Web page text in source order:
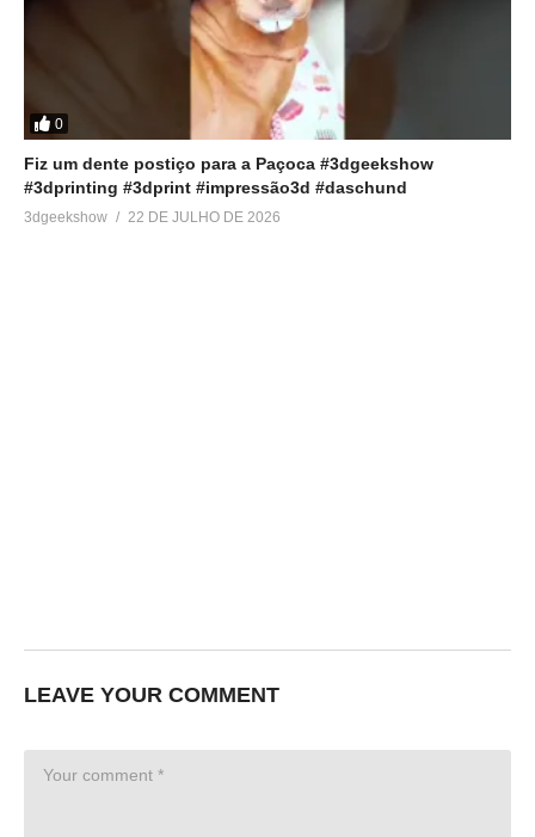
0
Fiz um dente postiço para a Paçoca #3dgeekshow
#3dprinting #3dprint #impressão3d #daschund
3dgeekshow 22 DE JULHO DE 2026
LEAVE YOUR COMMENT